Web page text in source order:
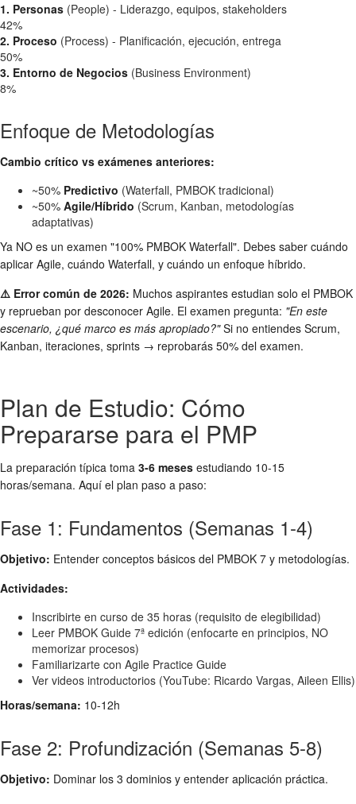
1. Personas (People) - Liderazgo, equipos, stakeholders
42%
2. Proceso (Process) - Planificación, ejecución, entrega
50%
3. Entorno de Negocios (Business Environment)
8%
Enfoque de Metodologías
Cambio crítico vs exámenes anteriores:
~50% Predictivo (Waterfall, PMBOK tradicional)
~50% Agile/Híbrido (Scrum, Kanban, metodologías
adaptativas)
Ya NO es un examen "100% PMBOK Waterfall". Debes saber cuándo
aplicar Agile, cuándo Waterfall, y cuándo un enfoque híbrido.
⚠️ Error común de 2026: Muchos aspirantes estudian solo el PMBOK
y reprueban por desconocer Agile. El examen pregunta: "En este
escenario, ¿qué marco es más apropiado?"Si no entiendes Scrum,
Kanban, iteraciones, sprints → reprobarás 50% del examen.
Plan de Estudio: Cómo
Prepararse para el PMP
La preparación típica toma 3-6 meses estudiando 10-15
horas/semana. Aquí el plan paso a paso:
Fase 1: Fundamentos (Semanas 1-4)
Objetivo: Entender conceptos básicos del PMBOK 7 y metodologías.
Actividades:
Inscribirte en curso de 35 horas (requisito de elegibilidad)
Leer PMBOK Guide 7ª edición (enfocarte en principios, NO
memorizar procesos)
Familiarizarte con Agile Practice Guide
Ver videos introductorios (YouTube: Ricardo Vargas, Aileen Ellis)
Horas/semana: 10-12h
Fase 2: Profundización (Semanas 5-8)
Objetivo: Dominar los 3 dominios y entender aplicación práctica.